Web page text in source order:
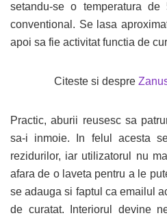
setandu-se o temperatura
conventional. Se lasa
apoi sa fie activitat functia de
Citeste si despre
Practic, aburii reusesc sa
sa-i inmoie. In felul acesta
rezidurilor, iar utilizatorul nu
afara de o laveta pentru a le
se adauga si faptul ca emailul
de curatat. Interiorul devine